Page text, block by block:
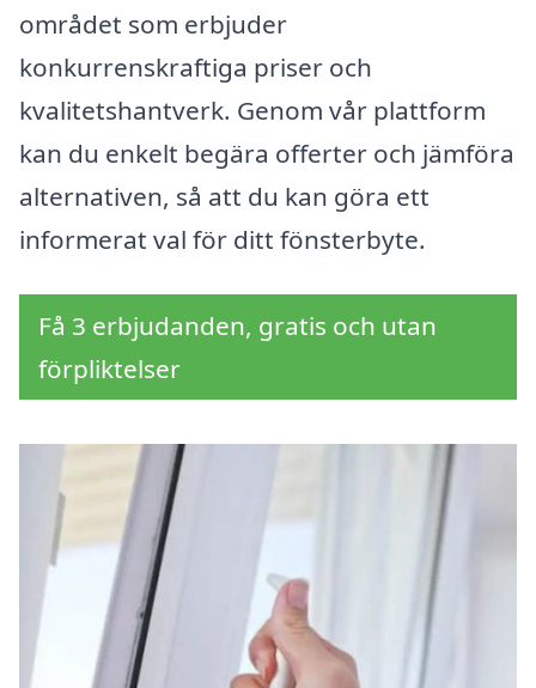
området som erbjuder
konkurrenskraftiga priser och
kvalitetshantverk. Genom vår plattform
kan du enkelt begära offerter och jämföra
alternativen, så att du kan göra ett
informerat val för ditt fönsterbyte.
Få 3 erbjudanden, gratis och utan
förpliktelser